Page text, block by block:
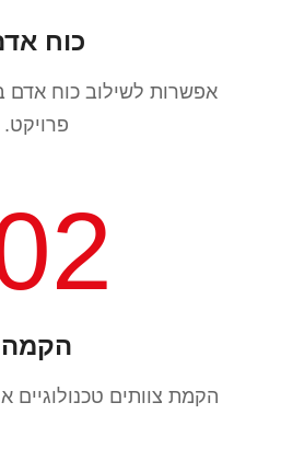
כוח
אפשרות לשילוב כוח אדם
פרויקט.
הקמה
הקמת צוותים טכנולוגיים